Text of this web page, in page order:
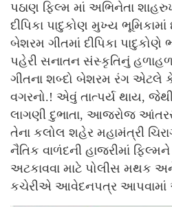
પઠાણ ફિલ્મ માં અભિનેતા
દીપિકા પાદુકોણ મુખ્ય ભૂમિકામાં
બેશરમ ગીતમાં દીપિકા પાદુકોણે
પહેરી સનાતન સંસ્કૃતિનું
ગીતના શબ્દો બેશરમ રંગ એટલે
વગરનો.! એવું તાત્પર્ય થાય,
લાગણી દુભાતા, આજરોજ
તેના કલોલ શહેર મહામંત્રી
નૈતિક વાળંદની હાજરીમાં
અટકાવવા માટે પોલીસ મથક
કચેરીએ આવેદનપત્ર